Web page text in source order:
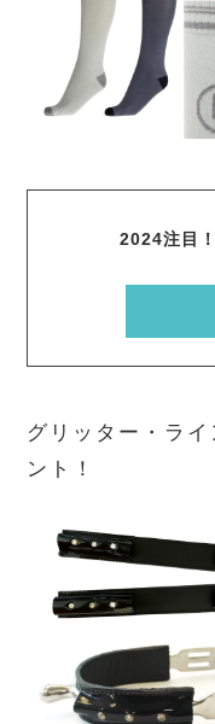
2024注目
グリッター・ラ
ント！